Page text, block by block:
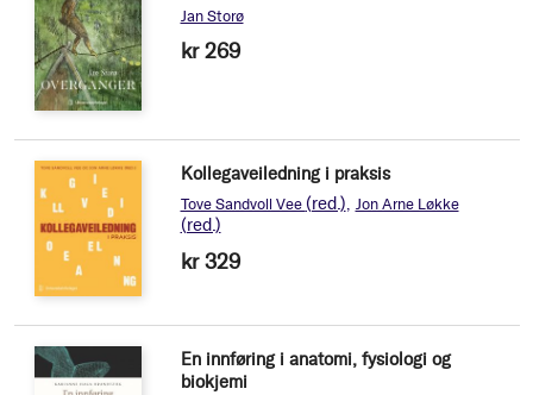
Jan Storø
kr 269
Kollegaveiledning i praksis
Tove Sandvoll Vee (red.) Jon Arne Løkke
(red.)
kr 329
En innføring i anatomi, fysiologi og
biokjemi